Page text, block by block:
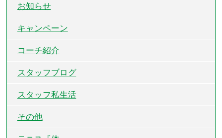
お知らせ
キャンペーン
コーチ紹介
スタッフブログ
スタッフ私生活
その他